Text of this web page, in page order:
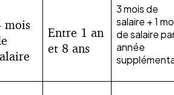
mois
Entre 1 an
et 8 ans
3 mois de
salaire + 1
de salaire
année